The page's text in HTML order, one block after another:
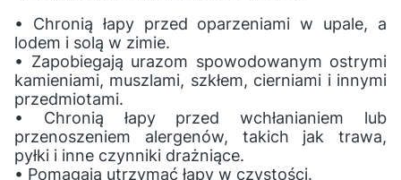
• Chronią łapy przed oparzeniami w upale, a
lodem i solą w zimie.
• Zapobiegają urazom spowodowanym ostrymi
kamieniami, muszlami, szkłem, cierniami i innymi
przedmiotami.
• Chronią łapy przed wchłanianiem lub
przenoszeniem alergenów, takich jak trawa,
pyłki i inne czynniki drażniące.
• Pomagają utrzymać łapy w czystości.